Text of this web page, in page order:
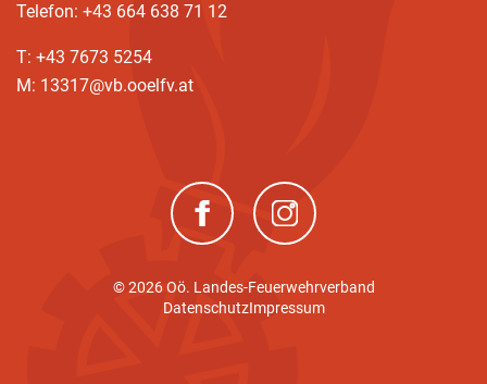
Telefon: +43 664 638 71 12
T: +43 7673 5254
M: 13317@vb.ooelfv.at
(neues Fenster)(neues Fenster)
© 2026 Oö. Landes-Feuerwehrverband
Datenschutz(current)
Impressum